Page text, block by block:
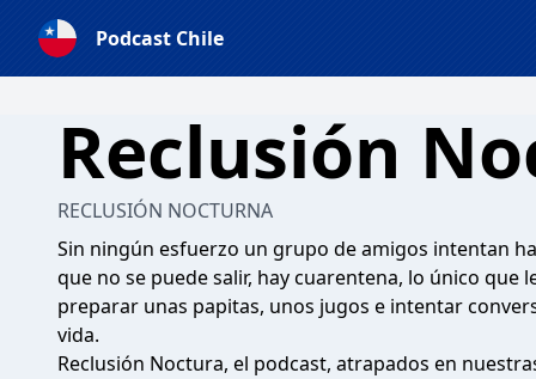
Podcast Chile
Reclusión
RECLUSIÓN NOCTURNA
Sin ningún esfuerzo un grupo de amigos intentan
que no se puede salir, hay cuarentena, lo único que
preparar unas papitas, unos jugos e intentar
vida.
Reclusión Noctura, el podcast, atrapados en